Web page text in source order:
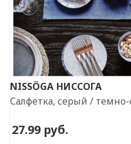
NISSÖGA НИССОГА
Салфетка, серый /
27.99 руб.